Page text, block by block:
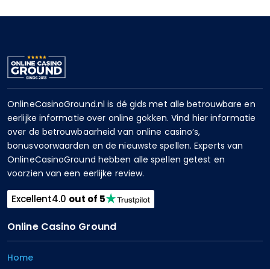
OnlineCasinoGround.nl is dé gids met alle betrouwbare en
eerlijke informatie over online gokken. Vind hier informatie
over de betrouwbaarheid van online casino’s,
bonusvoorwaarden en de nieuwste spellen. Experts van
OnlineCasinoGround hebben alle spellen getest en
voorzien van een eerlijke review.
Excellent4.0 out of 5
Online Casino Ground
Home